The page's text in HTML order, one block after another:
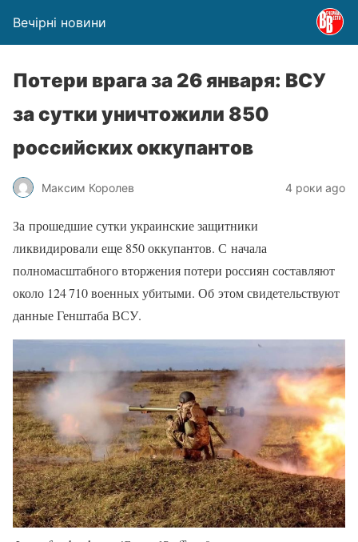
Вечірні новини
Потери врага за 26 января: ВСУ
за сутки уничтожили 850
российских оккупантов
Максим Королев 4 роки ago
За прошедшие сутки украинские защитники
ликвидировали еще 850 оккупантов. С начала
полномасштабного вторжения потери россиян составляют
около 124 710 военных убитыми. Об этом свидетельствуют
данные Генштаба ВСУ.